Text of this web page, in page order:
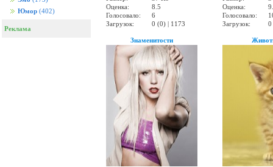
Юмор (402)
Реклама
Оценка:
8.5
Голосовало:
6
Загрузок:
0 (0) | 1173
Оценка:
Голосовало:
Загрузок:
0
Знаменитости